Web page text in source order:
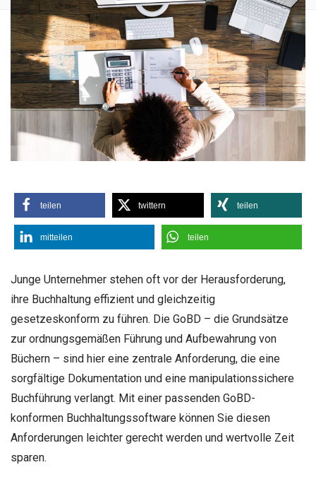
teilen twittern teilen
mitteilen teilen
Junge Unternehmer stehen oft vor der Herausforderung,
ihre Buchhaltung effizient und gleichzeitig
gesetzeskonform zu führen. Die GoBD – die Grundsätze
zur ordnungsgemäßen Führung und Aufbewahrung von
Büchern – sind hier eine zentrale Anforderung, die eine
sorgfältige Dokumentation und eine manipulationssichere
Buchführung verlangt. Mit einer passenden GoBD-
konformen Buchhaltungssoftware können Sie diesen
Anforderungen leichter gerecht werden und wertvolle Zeit
sparen.